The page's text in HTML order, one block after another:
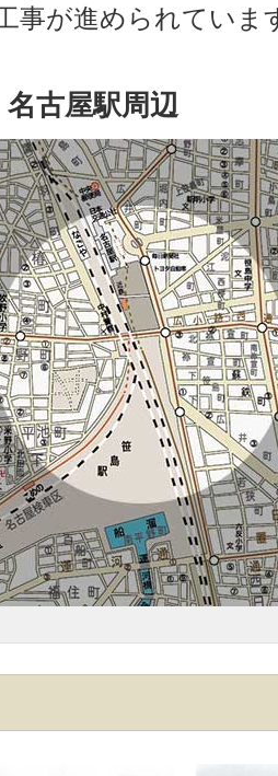
事が進められていま
古屋駅周辺